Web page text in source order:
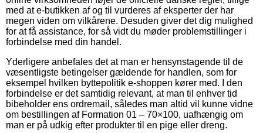
med at e-butikken af og til vurderes af eksperter der har
megen viden om vilkårene. Desuden giver det dig mulighed
for at få assistance, for så vidt du møder problemstillinger i
forbindelse med din handel.
Yderligere anbefales det at man er hensynstagende til de
væsentligste betingelser gældende for handlen, som for
eksempel hvilken byttepolitik e-shoppen kører med. I den
forbindelse er det samtidig relevant, at man til enhver tid
bibeholder ens ordremail, således man altid vil kunne vidne
om bestillingen af Formation 01 – 70×100, uafhængig om
man er på udkig efter produkter til en pige eller dreng.